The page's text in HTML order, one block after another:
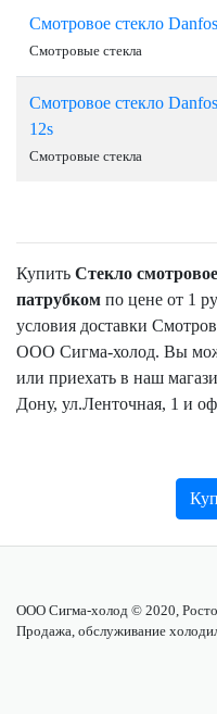
Смотровое стекло
Смотровые стекла
Смотровое стекло
12s
Смотровые стекла
Купить Стекло
патрубком по цене от 1
условия доставки
ООО Сигма-холод. Вы
или приехать в наш
Дону, ул.Ленточная, 1 и
ООО Сигма-холод © 2020,
Продажа, обслуживание